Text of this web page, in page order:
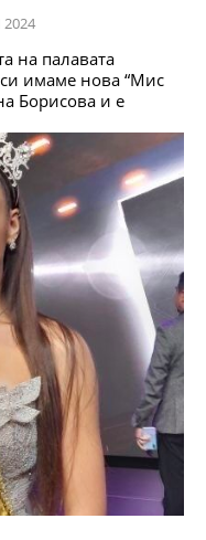
на палавата
имаме нова “Мис